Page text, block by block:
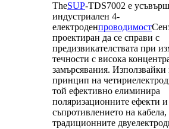
TheSUP-TDS7002 е
индустриален 4-
електроденпроводимост
проектиран да се справи с
предизвикателствата при
течности с висока
замърсявания. Използвайки
принцип на
той ефективно елиминира
поляризационните ефекти
съпротивлението на
традиционните